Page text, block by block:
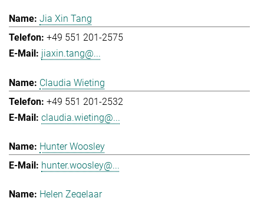
Jia Xin Tang
+49 551 201-2575
jiaxin.tang@...
Claudia Wieting
+49 551 201-2532
claudia.wieting@...
Hunter Woosley
hunter.woosley@...
Helen Zegelaar